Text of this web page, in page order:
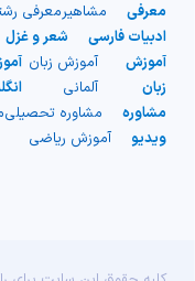
معرفی
مشاهیرمعرفی
ادبیات فارسی
شعر و غزل
آموزش
زبان
آموزش زبان
آلمانی
مشاوره
مشاوره تحصیلی
ویدیو
آموزش ریاضی